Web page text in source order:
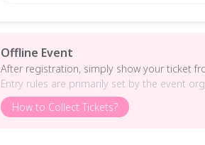
Offline Event
After registration, simply show your ticket
Entry rules are primarily set by the event
How to Collect Tickets?